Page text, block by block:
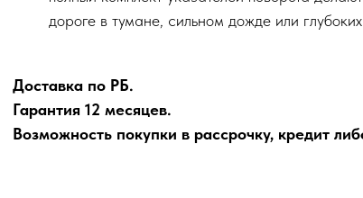
дороге в тумане, сильном дожде или
Доставка по РБ.
Гарантия 12 месяцев.
Возможность покупки в рассрочку, кредит